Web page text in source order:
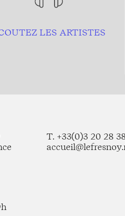
LES ARTISTES
T. +33(0)3 20 28